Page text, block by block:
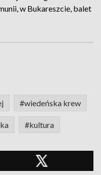
w Bukareszcie, balet
#wiedeńska krew
#kultura